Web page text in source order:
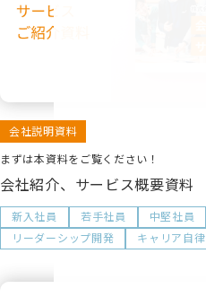
会社説明資料
まずは本資料をご覧ください！
会社紹介、サービス概要資料
新入社員 若手社員 中堅社員
リーダーシップ開発
キャリア自律